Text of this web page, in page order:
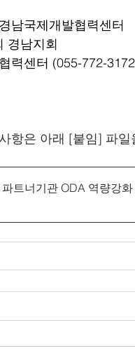
남국제개발협력센터
경남지회
력센터 (055-772-
항은 아래 [붙임] 파
트너기관 ODA 역량강